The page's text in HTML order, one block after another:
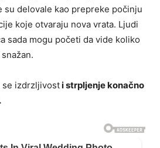
su delovale kao prepreke počinju
koje otvaraju nova vrata. Ljudi
sada mogu početi da vide koliko
se izdrzljivosti strpljenje konačno